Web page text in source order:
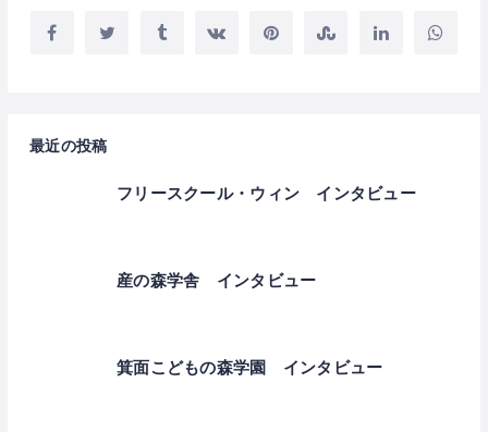
最近の投稿
フリースクール・ウィン インタビュー
産の森学舎 インタビュー
箕面こどもの森学園 インタビュー